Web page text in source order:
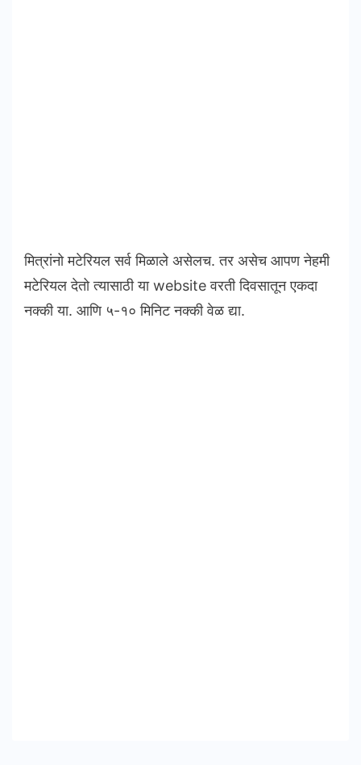
मित्रांनो मटेरियल सर्व मिळाले असेलच. तर असेच आपण नेहमी
मटेरियल देतो त्यासाठी या website वरती दिवसातून एकदा
नक्की या. आणि ५-१० मिनिट नक्की वेळ द्या.